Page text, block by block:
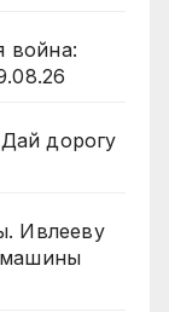
война:
дорогу
Ивлееву
машины